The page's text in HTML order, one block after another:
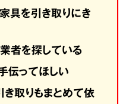
具を引き取りにき
者を探している
伝ってほしい
取りもまとめて依